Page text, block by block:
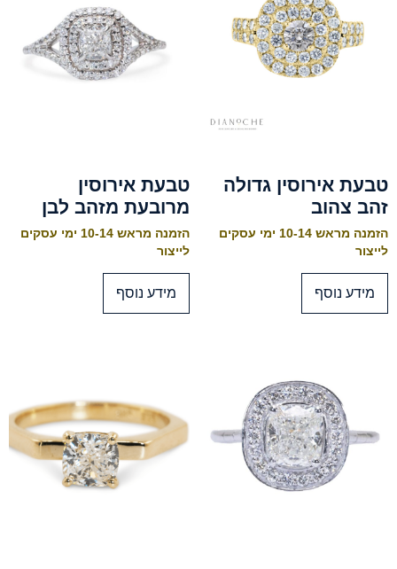
טבעת אירוסין גדולה
זהב צהוב
הזמנה מראש 10-14 ימי עסקים
לייצור
מידע נוסף
טבעת אירוסין
מרובעת מזהב לבן
הזמנה מראש 10-14 ימי עסקים
לייצור
מידע נוסף